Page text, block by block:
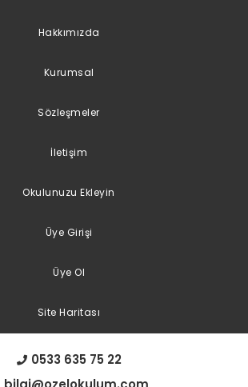
Hakkımızda
Kurumsal
Sözleşmeler
İletişim
Okulunuzu Ekleyin
Üye Girişi
Üye Ol
Site Haritası
0533 635 75 22